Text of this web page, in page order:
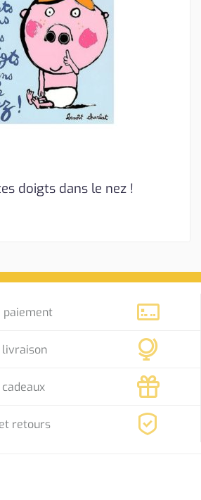
doigts dans le nez !
paiement
livraison
retours